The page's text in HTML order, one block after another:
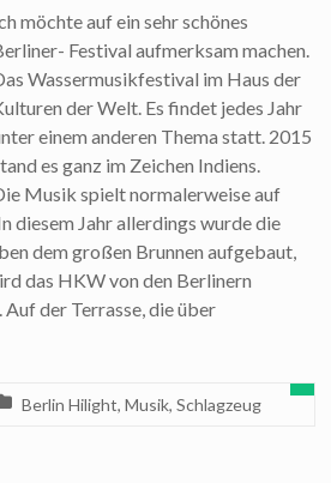
möchte auf ein sehr schönes
Festival aufmerksam machen.
Wassermusikfestival im Haus der
der Welt. Es findet jedes Jahr
einem anderen Thema statt. 2015
es ganz im Zeichen Indiens.
Musik spielt normalerweise auf
diesem Jahr allerdings wurde die
dem großen Brunnen aufgebaut,
das HKW von den Berlinern
der Terrasse, die über
Berlin Hilight,Musik,Schlagzeug